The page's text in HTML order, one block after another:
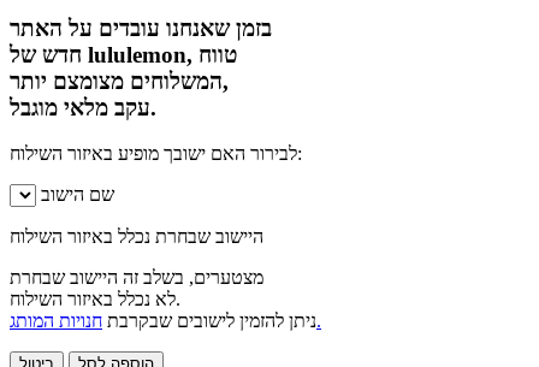
בזמן שאנחנו עובדים על האתר
חדש של lululemon, טווח
המשלוחים מצומצם יותר,
עקב מלאי מוגבל.
לבירור האם ישובך מופיע באיזור השילוח:
שם הישוב
היישוב שבחרת נכלל באיזור השילוח
מצטערים, בשלב זה היישוב שבחרת
לא נכלל באיזור השילוח.
ניתן להזמין לישובים שבקרבתחנויות המותג.